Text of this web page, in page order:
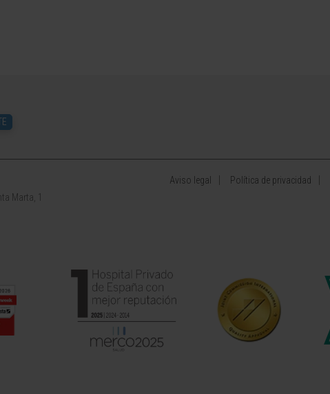
Marta, 1
Aviso legal Política de privacidad